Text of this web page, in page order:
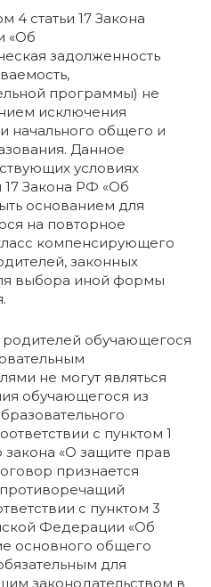
4 статьи 17 Закона
«Об
задолженность
программы) не
исключения
начального общего и
Данное
условиях
17 Закона РФ «Об
основанием для
на повторное
компенсирующего
законных
выбора иной формы
обучающегося
не могут являться
обучающегося из
с пунктом 1
закона «О защите прав
признается
с пунктом 3
Федерации «Об
основного общего
для
законодательством в